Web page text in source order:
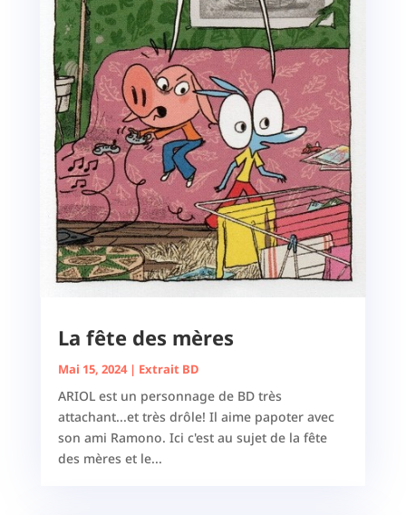
La fête des mères
Mai 15, 2024| Extrait BD
ARIOL est un personnage de BD très
attachant...et très drôle! Il aime papoter avec
son ami Ramono. Ici c'est au sujet de la fête
des mères et le...